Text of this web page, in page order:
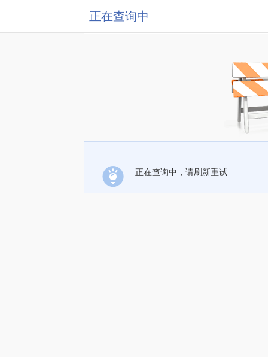
正在查询中
正在查询中，请刷新重试